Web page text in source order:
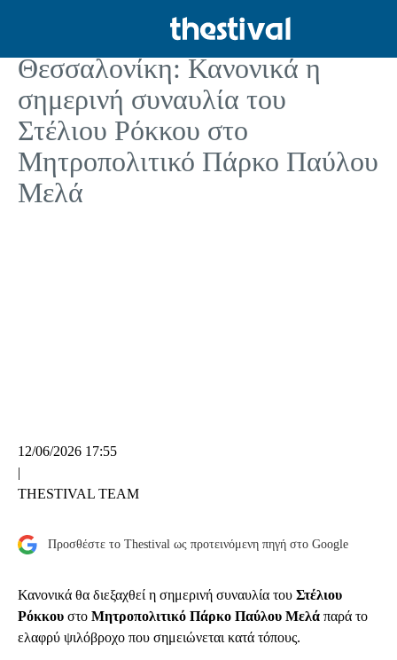
ΑΥΤΟΔΙΟΙΚΗΣΗ
Θεσσαλονίκη: Κανονικά η
σημερινή συναυλία του
Στέλιου Ρόκκου στο
Μητροπολιτικό Πάρκο Παύλου
Μελά
12/06/2026 17:55
|
THESTIVAL TEAM
Προσθέστε το Thestival ως προτεινόμενη πηγή στο Google
Κανονικά θα διεξαχθεί η σημερινή συναυλία του Στέλιου
Ρόκκου στο Μητροπολιτικό Πάρκο Παύλου Μελά παρά το
ελαφρύ ψιλόβροχο που σημειώνεται κατά τόπους.